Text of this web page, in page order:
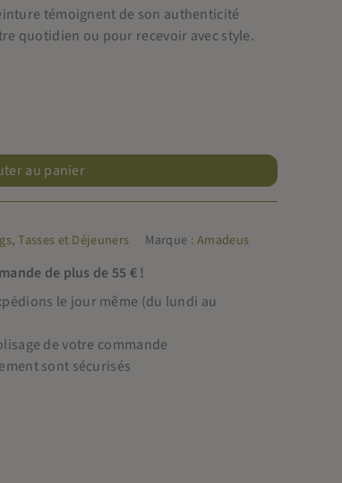
témoignent de son authenticité
quotidien ou pour recevoir avec style.
au panier
Tasses et Déjeuners Marque :Amadeus
de plus de 55 € !
le jour même (du lundi au
de votre commande
sont sécurisés